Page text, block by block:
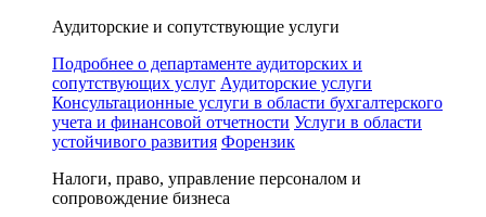
Аудиторские и сопутствующие услуги
Подробнее о департаменте аудиторских и
сопутствующих услуг Аудиторские услуги
Консультационные услуги в области бухгалтерского
учета и финансовой отчетности Услуги в области
устойчивого развития Форензик
Налоги, право, управление персоналом и
сопровождение бизнеса